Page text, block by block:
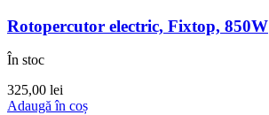
Rotopercutor electric, Fixtop, 850W
În stoc
325,00 lei
Adaugă în coș